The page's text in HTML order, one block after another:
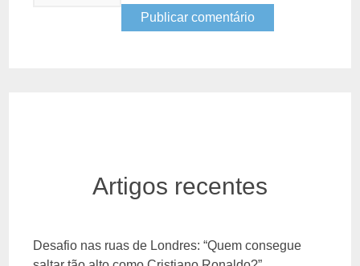
Artigos recentes
Desafio nas ruas de Londres: “Quem consegue